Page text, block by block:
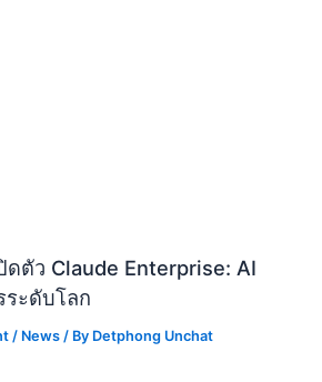
ดตัว Claude Enterprise: AI
ระดับโลก
/ News / By Detphong Unchat